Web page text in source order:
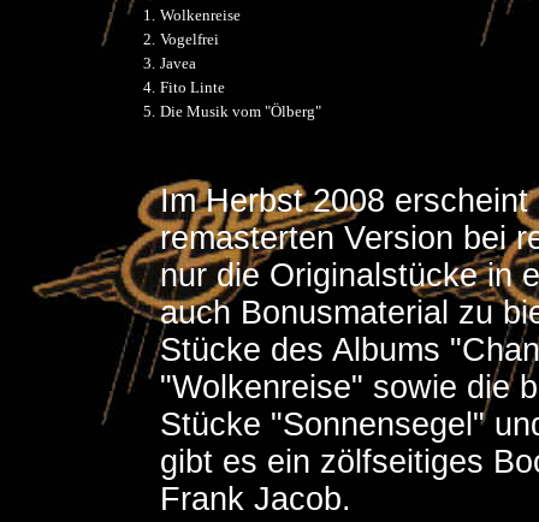
1. Wolkenreise
2. Vogelfrei
3. Javea
4. Fito Linte
5. Die Musik vom "Ölberg"
Im Herbst 2008
remasterten Version bei
nur die Originalstücke in
auch Bonusmaterial zu
Stücke des Albums
"Wolkenreise" sowie die
Stücke "Sonnensegel"
gibt es ein zölfseitiges
Frank Jacob.